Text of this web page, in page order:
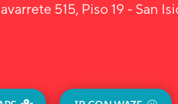
515, Piso 19 - San